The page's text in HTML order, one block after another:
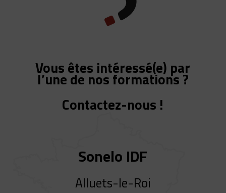
Vous êtes intéressé(e) par
l’une de nos formations ?
Contactez-nous !
Sonelo IDF
Alluets-le-Roi